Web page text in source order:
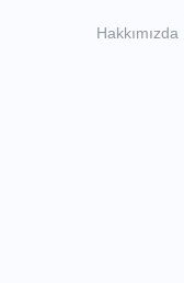
Hakkımızda